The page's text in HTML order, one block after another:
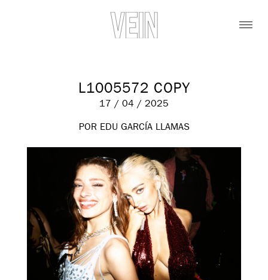
L1005572 COPY
17 / 04 / 2025
POR EDU GARCÍA LLAMAS